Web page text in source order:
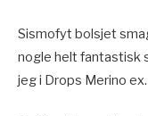
Sismofyt bolsjet
nogle helt fantastisk
jeg i Drops Merino